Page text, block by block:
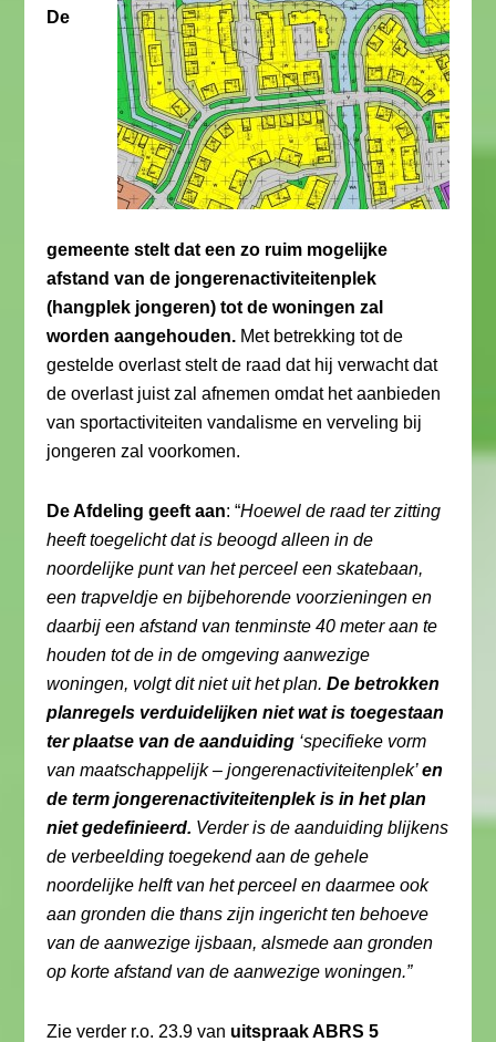
De
gemeente stelt dat een zo ruim mogelijke
afstand van de jongerenactiviteitenplek
(hangplek jongeren) tot de woningen zal
worden aangehouden. Met betrekking tot de
gestelde overlast stelt de raad dat hij verwacht dat
de overlast juist zal afnemen omdat het aanbieden
van sportactiviteiten vandalisme en verveling bij
jongeren zal voorkomen.
De Afdeling geeft aan: “Hoewel de raad ter zitting
heeft toegelicht dat is beoogd alleen in de
noordelijke punt van het perceel een skatebaan,
een trapveldje en bijbehorende voorzieningen en
daarbij een afstand van tenminste 40 meter aan te
houden tot de in de omgeving aanwezige
woningen, volgt dit niet uit het plan.De betrokken
planregels verduidelijken niet wat is toegestaan
ter plaatse van de aanduiding ‘specifieke vorm
van maatschappelijk – jongerenactiviteitenplek’en
de term jongerenactiviteitenplek is in het plan
niet gedefinieerd. Verder is de aanduiding blijkens
de verbeelding toegekend aan de gehele
noordelijke helft van het perceel en daarmee ook
aan gronden die thans zijn ingericht ten behoeve
van de aanwezige ijsbaan, alsmede aan gronden
op korte afstand van de aanwezige woningen.”
Zie verder r.o. 23.9 van uitspraak ABRS 5